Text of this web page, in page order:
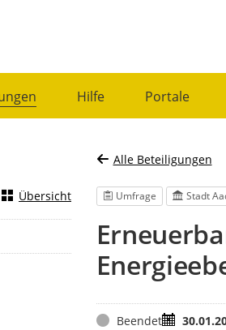
Hilfe Portale
Alle Beteiligungen
Umfrage Stadt
StatusBeendetZeitraum
Übersicht